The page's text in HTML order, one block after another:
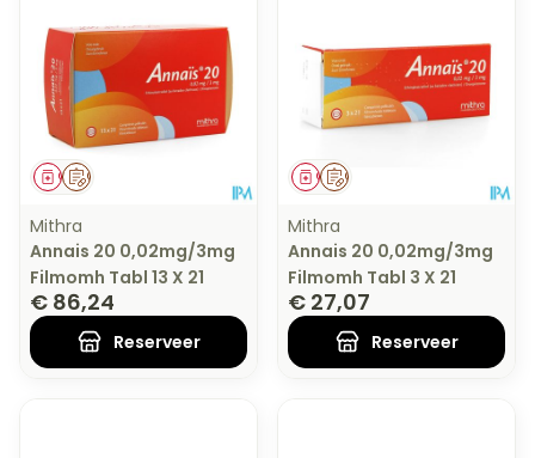
Op voorschrift
Geneesmiddel
Mithra
Annais 20 0,02mg/3mg
Filmomh Tabl 13 X 21
€ 86,24
Reserveer
Op voorschrift
Geneesmiddel
Mithra
Annais 20 0,02mg/3mg
Filmomh Tabl 3 X 21
€ 27,07
Reserveer